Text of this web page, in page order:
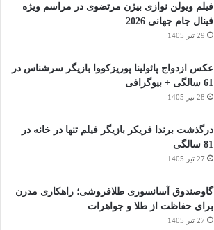
فیلم ویولن نوازی بیژن مرتضوی در مراسم ویژه
فینال جام جهانی 2026
29 تیر 1405
عکس ازدواج پائولینا پوریزکووا بازیگر سرشناس در
61 سالگی + بیوگرافی
28 تیر 1405
درگذشت برندا فریکر بازیگر فیلم تنها در خانه در
81 سالگی
27 تیر 1405
گاوصندوق آسانسوری طلافروشی؛ راهکاری مدرن
برای حفاظت از طلا و جواهرات
27 تیر 1405